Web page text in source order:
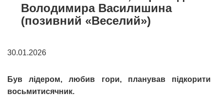
Володимира Василишина
(позивний «Веселий»)
30.01.2026
Був лідером, любив гори, планував підкорити
восьмитисячник.